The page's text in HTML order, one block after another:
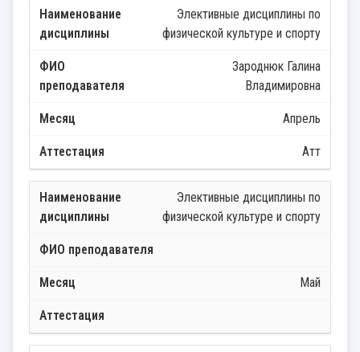
Элективные дисциплины по
физической культуре и спорту
Зароднюк Галина
Владимировна
Апрель
Атт
Элективные дисциплины по
физической культуре и спорту
Май